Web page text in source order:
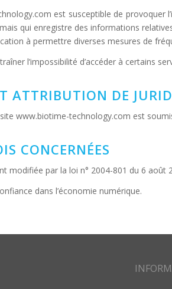
est susceptible de provoquer
qui enregistre des informations
à permettre diverses mesures de
l’impossibilité d’accéder à certains
ATTRIBUTION DE
www.biotime-technology.com est
CONCERNÉES
modifiée par la loi n° 2004-801 du 6 août
dans l’économie numérique.